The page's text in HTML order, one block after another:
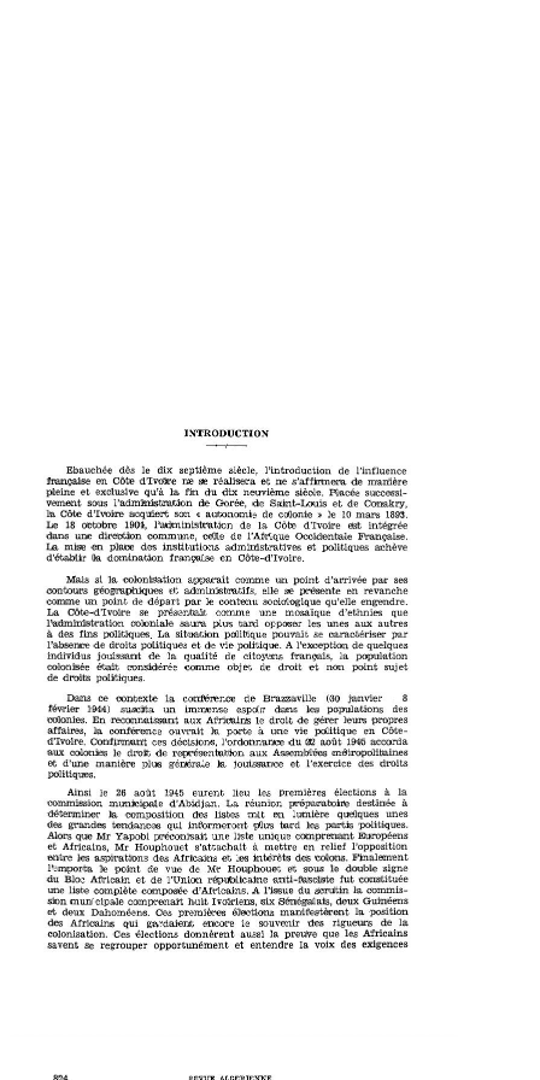
INTRODUCTION
Ebauchée dès le dix septième siècle, l'introduction de l'influence
Srançaise en Côte d'Ivoire ne se réalisera et ne s'affirmera de manière
pleine et exclusive qu'à la fin du dix neuvième siècle. Placée suecessi-
vement sous l'administration de Gorée, de Saint-Louis et de Conakry,
la Côte d'Ivoire acquiert son « autonomie de colonie » le 10 mars
1893.
Le
18 octobre 1901, l'administration de la Côte d'Ivoire est intégrée
dans unie direction oommune, celle de l'Afrique Oocidenltale
Française.
La
mise 'en place des institutions administratives et politiques achève
d'établir la domination françallse en Côte-d'Ivoire.
Mais si la colonisation apparaît comme un point d'arrivée par ses
contours géographiques 'et administratifs, elle se présente en revanche
comme un point de départ par le contenu sociologique qu'elle engendre.
La Côte-d'Ivoire se présentait comme une mosaïque d'ethnies que
l'iadimmilstration coloniale saura plus tard opposer les unes aux autres
à des fins politiques. La situation politique pouvait se caractériser par
l'absence de droits politiques et de vie politique. A l'exception de quelques
individus jouissant de la qualité de citoyens français, la population
colonisée était considérée comme objet de droit et non point sujet
de droits politiques.
Dans ce contexte la conférence de Brazzaville (30 janvier 8
février 1944) suscita un immense espoCIr dans les populations des
colonies. En reconnaissant aux Africains le droit de gérer leurs propres
affaires, la conférence ouvrait la porte à une vie politique en Côte-
d'Ivoire. Ctonflirmanlt ces décisions, l'ordonnance du 212 août 1945 accorda
aux colonies le droit de représenbaition aux Assemblées métropolitaines
et d'une manière plus générale la jouissance et l'exercice des droits
politiques.
Ainsi le 26 août 1945 eurent lieu les premières élections à la
commission municipale d'Abidjan. La réunion préparatoire destinée à
déterminer ia 'composition des listes mit en lumière quelques unes
des grandes tendances qui informeront plus tard tes partis politiques.
Alors que Mr Yapobi préconisait une liste unique comprenant Européens
et Africains, Mr Houphouet s'attachait à mettre en relief l'opposition
entre les aspirations ides Africains et les intérêts des cotons. Finalement
l'importa le point de vue de Mr Houphouet 'et sous le double signe
du Bloc Africain et de l'Union républicain© anti-'fascliste fut constituée
une liste complète composée d'Africains. A l'issue du scrutin ia commis
sion (municipale comprenait huit Ivoiriens, six Sénégalais, deux G-uinëens
et deux Dahoméens. Ces premières élections manifestèrent la position
des Africains qui gardaient encore le souvenir des rigueurs de la
colonisation. Ces élections donnèrent aussi la preuve que les Africains
savent se regrouper opportunément et entendre la voix des exigences